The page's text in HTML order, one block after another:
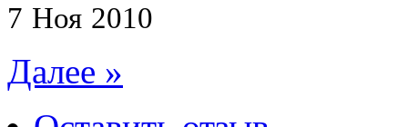
7 Ноя 2010
Далее »